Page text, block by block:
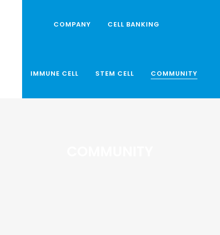
COMPANY CELL BANKING
IMMUNE CELL STEM CELL COMMUNITY